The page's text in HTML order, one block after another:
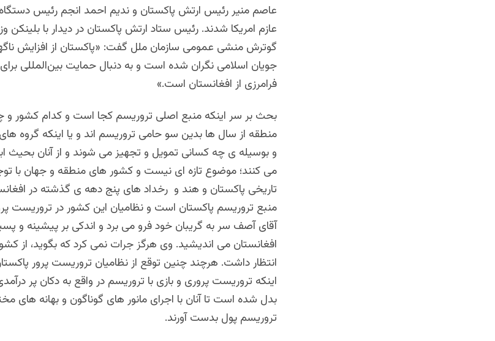
عاصم منیر رئیس ارتش پاکستان و ندیم احمد انجم رئیس
عازم امریکا شدند. رئیس ستاد ارتش پاکستان در دیدار با بلینکن
گوترش منشی عمومی سازمان ملل گفت: «پاکستان از افزایش
جویان اسلامی نگران شده است و به دنبال حمایت بین‌المللی برای
فرامرزی از افغانستان است.»
بحث بر سر اینکه منبع اصلی تروریسم کجا است و کدام کشور
منطقه از سال ها بدین سو حامی تروریسم اند و یا اینکه گروه
و بوسیله ی چه کسانی تمویل و تجهیز می شوند و از آنان بحیث
می کنند؛ موضوع تازه ای نیست و کشور های منطقه و جهان با
تاریخی پاکستان و هند و رخداد های پنج دهه ی گذشته در
منبع تروریسم پاکستان است و نظامیان این کشور در تروریست
آقای آصف سر به گریبان خود فرو می برد و اندکی بر پیشینه و
افغانستان می اندیشید. وی هرگز جرات نمی کرد که بگوید، از
انتظار داشت. هرچند چنین توقع از نظامیان تروریست پرور
اينکه تروریست پروری و بازی با تروریسم در واقع به دکان پر
بدل شده است تا آنان با اجرای مانور های گوناگون و بهانه های
تروریسم پول بدست آورند.